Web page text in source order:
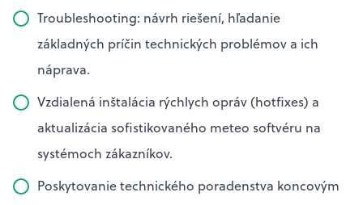
Troubleshooting: návrh riešení, hľadanie
základných príčin technických problémov a ich
náprava.
Vzdialená inštalácia rýchlych opráv (hotfixes) a
aktualizácia sofistikovaného meteo softvéru na
systémoch zákazníkov.
Poskytovanie technického poradenstva koncovým